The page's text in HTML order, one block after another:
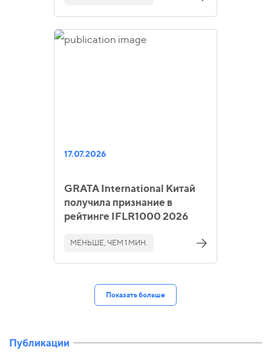
17.07.2026
GRATA International Китай
получила признание в
рейтинге IFLR1000 2026
МЕНЬШЕ, ЧЕМ 1 МИН.
Показать больше
Публикации